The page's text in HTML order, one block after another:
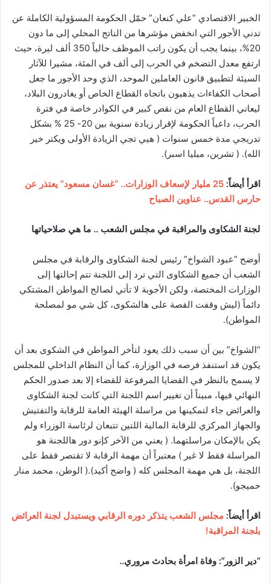
الخبير الاقتصادي “علي كنعان” حمّل الحكومة المسؤولية الكاملة عن
تدني الأجور التي انخفض مؤشرها من الناتج المحلي إلى ما دون
20%، بينما يجب أن يكون راتب الموظف حالياً 350 ألف ليرة، حيث
ارتفع معدل التضخم في الحرب إلى ألف في المئة، مشيرا للآثار
السيئة لتطبيق قانون العاملين الموحد، الذي وحد الأجور ما جعل
أصحاب الكفاءات يذهبون باتجاه القطاع الخاص أو يغادرون البلاد،
ليعاني القطاع العام من نقص كبير في الكوادر خاصة في فترة
الحرب، داعياً الحكومة لإقرار زيادة سنوية بين 20- 25 % بشكل
تدريجي مدة خمس سنوات ( هيي تجي الزيادة الأولى ويكتر خير
الله). ( تشرين، ميليا اسبر).
اقرأ أيضاً:
25 مليار لإسعاف الوزارات.. “غسان مسعود” يعتذر عن
حارس القدس.. عناوين الصباح
لجنة الشكاوى والمراقبة في مجلس الشعب .. ما هي صلاحياتها
أوضح “عبود الشواخ” رئيس لجنة الشكاوى والرقابة في مجلس
الشعب أن جميع الشكاوى التي ترد إلى اللجنة تتم إحالتها إلى
الوزارات المختصة، ولكن الأجوبة لا تأتي لصالح المواطن المشتكي
دائماً (ليش وقفت القصة على هالشكوى، كل شي مو لمصلحة
المواطن).
“الشواخ” بين أن سبب ذلك يعود لتأخر المواطن في الشكوى بعد أن
يكون قد استنفذ فرصه في الوزارة، كما أن النظام الداخلي للمجلس
لا يسمح بالنظر في القضايا المرفوعة للقضاء إلا بعد صدور الحكم
النهائي فيها، مبيناً أن تغيير اسم اللجنة التي كانت لجنة الشكاوى
والعرائض جاء لتمكينها من مراسلة الهيئة العامة للرقابة والتفتيش
والجهاز المركزي للرقابة المالية اللتين تتبعان لرئاسة الوزراء ولم
يكن بالإمكان مراسلتهما. ( يعني من الآخر كإنو دور هاللجنة هو
المراسلة فقط لا غير ) معتبراً أن مهمة الرقابة لا تقتصر فقط على
اللجنة، بل هي مهمة المجلس كله ( واضح أكيد).( الوطن، محمد منار
حميجو).
اقرأ أيضاً: مجلس الشعب يتذكر دوره الرقابي ويستبدل لجنة العرائض
بلجنة المراقبة!
“دير الزور”: وفاة امرأة بحادث مروري..